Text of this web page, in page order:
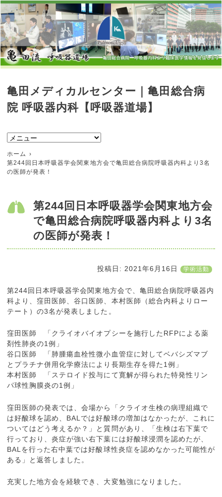
亀田メディカルセンター｜亀田総合病
院 呼吸器内科【呼吸器道場】
ホーム
第244回日本呼吸器学会関東地方会で亀田総合病院呼吸器内科より3名
の医師が発表！
第244回日本呼吸器学会関東地方会
で亀田総合病院呼吸器内科より3名
の医師が発表！
投稿日: 2021年6月16日 学術活動
第244回日本呼吸器学会関東地方会で、亀田総合病院呼吸器内
科より、窪田医師、谷口医師、本村医師（総合内科よりロー
テート）の3名が発表しました。
窪田医師 「クライオバイオプシーを施行したRFPによる薬
剤性肺炎の1例」
谷口医師 「肺腫瘍血栓性微小血管症に対してベバシズマブ
とプラチナ併用化学療法により長期生存を得た1例」
本村医師 「ステロイド投与にて寛解が得られた特発性リン
パ球性胸膜炎の1例」
窪田医師の発表では、会場から「クライオ生検の病理組織で
は好酸球を認め、BALでは好酸球の増加はなかったが、これに
ついてはどう考えるか？」と質問があり、「生検は右下葉で
行っており、炎症が強い右下葉には好酸球浸潤を認めたが、
BALを行った右中葉では好酸球性炎症を認めなかった可能性が
ある」と返答しました。
充実した地方会を経験でき、大変勉強になりました。